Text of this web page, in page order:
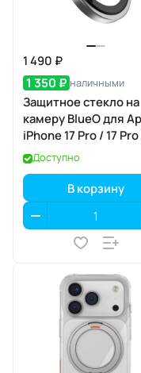
1 490 ₽
1 350 ₽ наличными
Защитное стекло на
камеру BlueO для
iPhone 17 Pro / 17 Pro
Aluminium, 3 шт., Grey
(серый), с
аппликатором
Доступно
В корзину